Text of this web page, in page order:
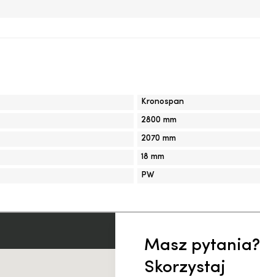
Kronospan
2800 mm
2070 mm
18 mm
PW
Masz pytania?
Skorzystaj